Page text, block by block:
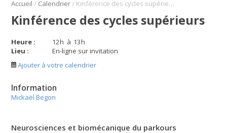
Accueil / Calendrier/ Kinférence des cycles supérieurs
Kinférence des cycles supérieurs
Heure : 12h à 13h
Lieu :
En-ligne sur invitation
Ajouter à votre calendrier
Information
Mickaël Begon
Neurosciences et biomécanique du parkours